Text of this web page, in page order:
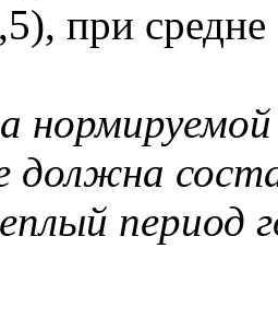
при
период